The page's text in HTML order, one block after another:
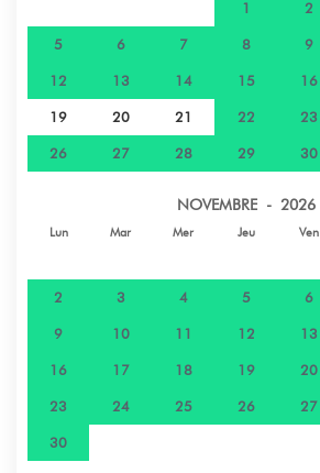
1 2
5 6 7 8 9
12 13 14 15 16
19 20 21 22 23
26 27 28 29 30
NOVEMBRE - 2026
Lun Mar Mer Jeu Ven
2 3 4 5 6
9 10 11 12 13
16 17 18 19 20
23 24 25 26 27
30